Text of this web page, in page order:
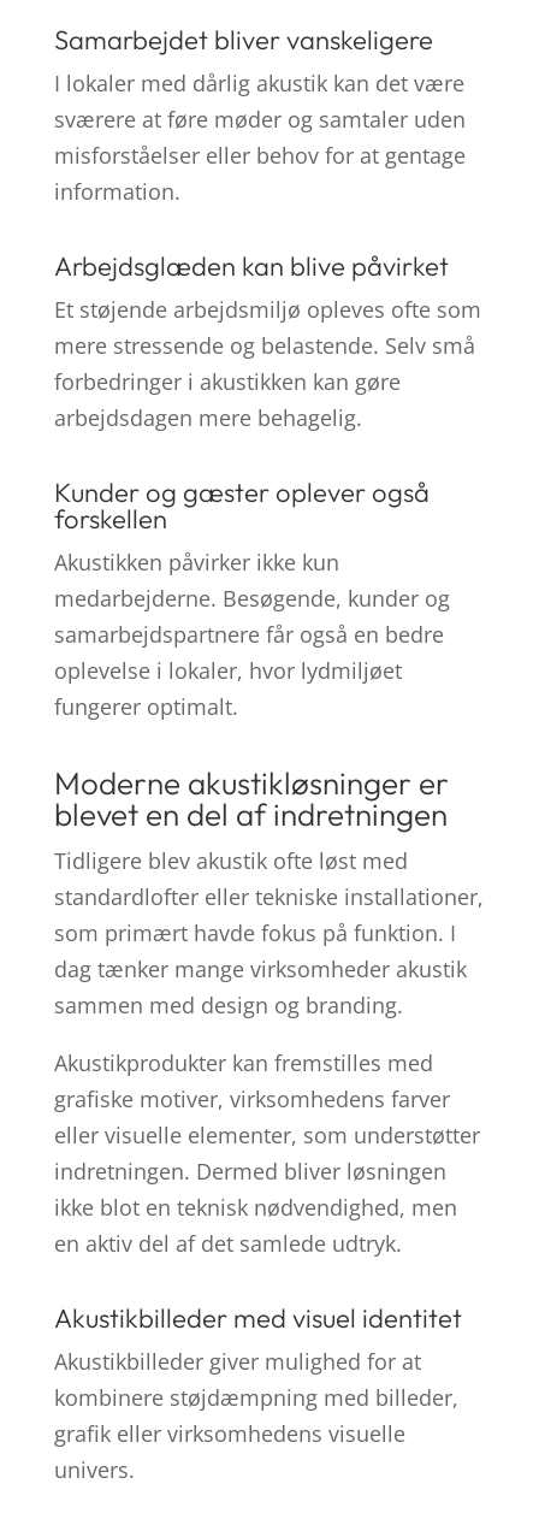
Samarbejdet bliver vanskeligere
I lokaler med dårlig akustik kan det være
sværere at føre møder og samtaler uden
misforståelser eller behov for at gentage
information.
Arbejdsglæden kan blive påvirket
Et støjende arbejdsmiljø opleves ofte som
mere stressende og belastende. Selv små
forbedringer i akustikken kan gøre
arbejdsdagen mere behagelig.
Kunder og gæster oplever også
forskellen
Akustikken påvirker ikke kun
medarbejderne. Besøgende, kunder og
samarbejdspartnere får også en bedre
oplevelse i lokaler, hvor lydmiljøet
fungerer optimalt.
Moderne akustikløsninger er
blevet en del af indretningen
Tidligere blev akustik ofte løst med
standardlofter eller tekniske installationer,
som primært havde fokus på funktion. I
dag tænker mange virksomheder akustik
sammen med design og branding.
Akustikprodukter kan fremstilles med
grafiske motiver, virksomhedens farver
eller visuelle elementer, som understøtter
indretningen. Dermed bliver løsningen
ikke blot en teknisk nødvendighed, men
en aktiv del af det samlede udtryk.
Akustikbilleder med visuel identitet
Akustikbilleder giver mulighed for at
kombinere støjdæmpning med billeder,
grafik eller virksomhedens visuelle
univers.